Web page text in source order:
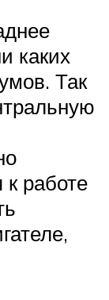
каких
Так
работе